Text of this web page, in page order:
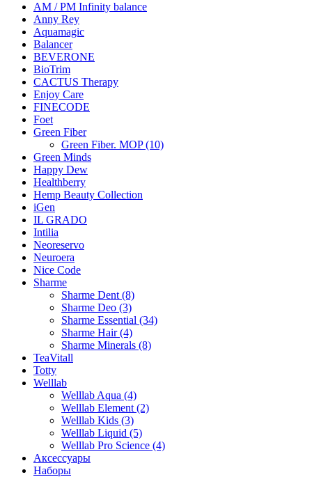
AM / PM Infinity balance
Anny Rey
Aquamagic
Balancer
BEVERONE
BioTrim
CACTUS Therapy
Enjoy Care
FINECODE
Foet
Green Fiber
Green Fiber. MOP (10)
Green Minds
Happy Dew
Healthberry
Hemp Beauty Collection
iGen
IL GRADO
Intilia
Neoreservo
Neuroera
Nice Code
Sharme
Sharme Dent (8)
Sharme Deo (3)
Sharme Essential (34)
Sharme Hair (4)
Sharme Minerals (8)
TeaVitall
Totty
Welllab
Welllab Aqua (4)
Welllab Element (2)
Welllab Kids (3)
Welllab Liquid (5)
Welllab Pro Science (4)
Аксессуары
Наборы